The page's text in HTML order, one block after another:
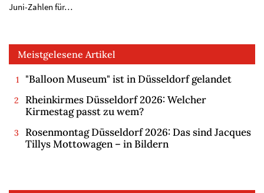
Juni-Zahlen für…
Meistgelesene Artikel
"Balloon Museum" ist in Düsseldorf gelandet
Rheinkirmes Düsseldorf 2026: Welcher
Kirmestag passt zu wem?
Rosenmontag Düsseldorf 2026: Das sind Jacques
Tillys Mottowagen – in Bildern